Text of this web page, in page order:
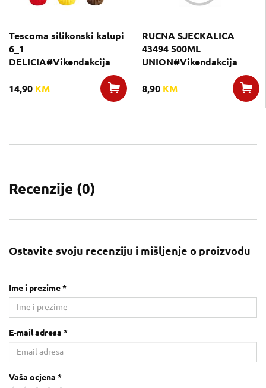
Tescoma silikonski kalupi
6_1
DELICIA#Vikendakcija
14,90 KM
RUCNA SJECKALICA
43494 500ML
UNION#Vikendakcija
8,90 KM
Recenzije (0)
Ostavite svoju recenziju i mišljenje o proizvodu
Ime i prezime *
E-mail adresa *
Vaša ocjena *